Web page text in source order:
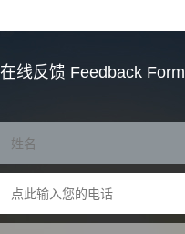
在线反馈 Feedback Form